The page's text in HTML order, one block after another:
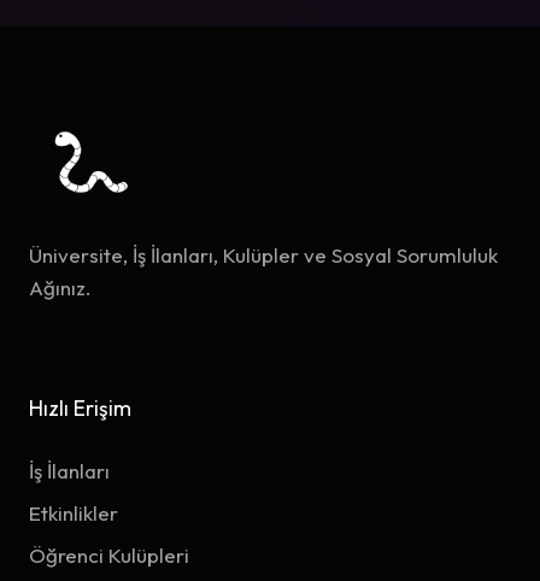
Üniversite, İş İlanları, Kulüpler ve Sosyal Sorumluluk
Ağınız.
Hızlı Erişim
İş İlanları
Etkinlikler
Öğrenci Kulüpleri